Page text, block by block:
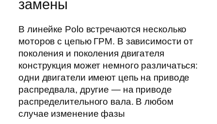
замены
В линейке Polo встречаются несколько
моторов с цепью ГРМ. В зависимости от
поколения и поколения двигателя
конструкция может немного различаться:
одни двигатели имеют цепь на приводе
распредвала, другие — на приводе
распределительного вала. В любом
случае изменение фазы